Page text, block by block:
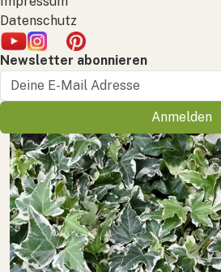
Datenschutz
Newsletter abonnieren
Anmelden
Previous